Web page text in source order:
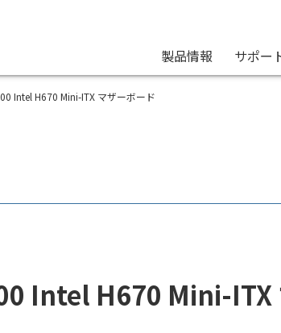
製品情報 サポー
Intel H670 Mini-ITX マザーボード
Intel H670 Mini-ITX